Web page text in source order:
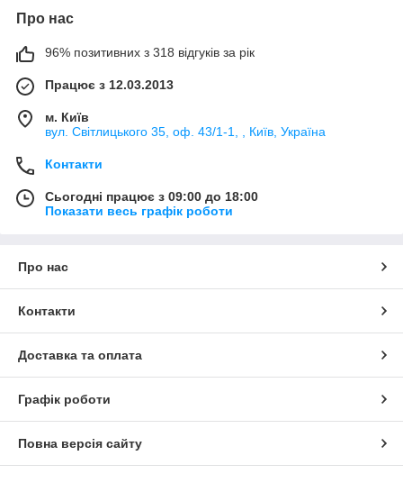
Про нас
96% позитивних з 318 відгуків за рік
Працює з 12.03.2013
м. Київ
вул. Світлицького 35, оф. 43/1-1, , Київ, Україна
Контакти
Сьогодні працює з 09:00 до 18:00
Показати весь графік роботи
Про нас
Контакти
Доставка та оплата
Графік роботи
Повна версія сайту